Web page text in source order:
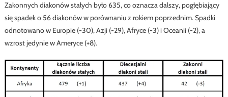
Zakonnych diakonów stałych było 635, co oznacza dalszy, pogłębiający
się spadek o 56 diakonów w porównaniu z rokiem poprzednim. Spadki
odnotowano w Europie (-30), Azji (-29), Afryce (-3) i Oceanii (-2), a
wzrost jedynie w Ameryce (+8).